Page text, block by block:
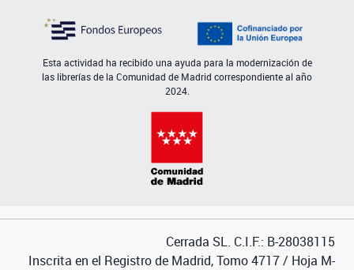
Esta actividad ha recibido una ayuda para la modernización de
las librerías de la Comunidad de Madrid correspondiente al año
2024.
Cerrada SL. C.I.F.: B-28038115
Inscrita en el Registro de Madrid, Tomo 4717 / Hoja M-